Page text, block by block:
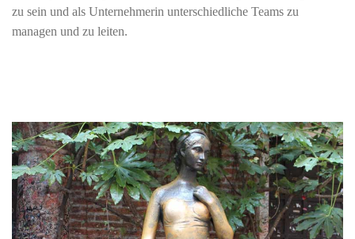
zu sein und als Unternehmerin unterschiedliche Teams zu
managen und zu leiten.